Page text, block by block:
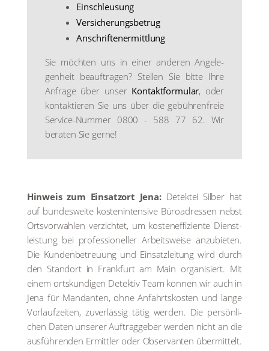
Ein­schleu­sung
Ver­si­che­rungs­be­trug
Anschrif­ten­er­mitt­lung
Sie möch­ten uns in einer ande­ren Ange­le­
gen­heit beauf­tra­gen? Stel­len Sie bit­te Ihre
Anfra­ge über unser Kon­takt­for­mu­lar, oder
kon­tak­tie­ren Sie uns über die gebüh­ren­freie
Ser­vice-Num­mer 0800 - 588 77 62. Wir
bera­ten Sie ger­ne!
Hin­weis zum Ein­satz­ort Jena:Detek­tei Sil­ber hat
auf bun­des­wei­te kos­ten­in­ten­si­ve Büro­adres­sen nebst
Orts­vor­wah­len ver­zich­tet, um kos­ten­ef­fi­zi­en­te Dienst­
leis­tung bei pro­fes­sio­nel­ler Arbeits­wei­se anzu­bie­ten.
Die Kun­den­be­treu­ung und Ein­satz­lei­tung wird durch
den Stand­ort in Frank­furt am Main orga­ni­siert. Mit
einem orts­kun­di­gen Detek­tiv Team kön­nen wir auch in
Jena für Man­dan­ten, ohne Anfahrts­kos­ten und lan­ge
Vor­lauf­zei­ten, zuver­läs­sig tätig wer­den. Die per­sön­li­
chen Daten unse­rer Auf­trag­ge­ber wer­den nicht an die
aus­füh­ren­den Ermitt­ler oder Obser­van­ten über­mit­telt.